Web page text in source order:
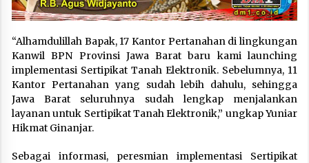
“Alhamdulillah Bapak, 17 Kantor Pertanahan di lingkungan
Kanwil BPN Provinsi Jawa Barat baru kami launching
implementasi Sertipikat Tanah Elektronik. Sebelumnya, 11
Kantor Pertanahan yang sudah lebih dahulu, sehingga
Jawa Barat seluruhnya sudah lengkap menjalankan
layanan untuk Sertipikat Tanah Elektronik,” ungkap Yuniar
Hikmat Ginanjar.
Sebagai informasi, peresmian implementasi Sertipikat